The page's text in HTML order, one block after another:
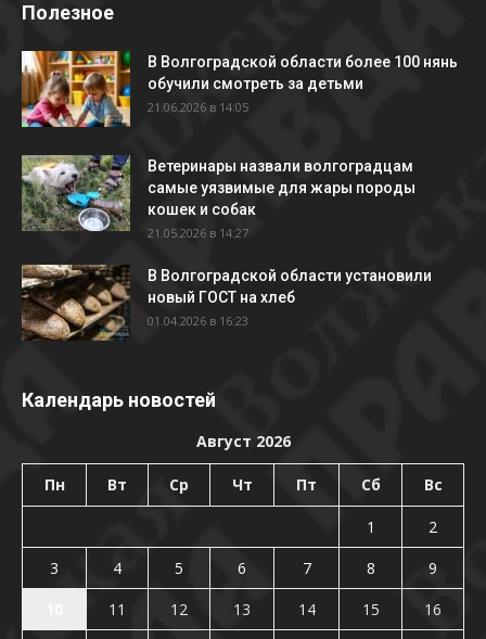
Полезное
В Волгоградской области более 100 нянь
обучили смотреть за детьми
21.06.2026 в 14:05
Ветеринары назвали волгоградцам
самые уязвимые для жары породы
кошек и собак
21.05.2026 в 14:27
В Волгоградской области установили
новый ГОСТ на хлеб
01.04.2026 в 16:23
Календарь новостей
Август 2026
Пн Вт Ср Чт Пт Сб Вс
1
2
3
4 5 6 7 8
9
11 12 13 14 15
16